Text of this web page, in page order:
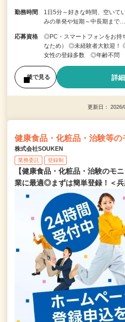
勤務時間
1日5分～好きな時間、空いて
みの単発や短期～中長期まで…
応募資格
◎PC・スマートフォンをお持
なため） ◎未経験者大歓迎！
女性の登録多数 ◎年齢不問
後で見る 詳
更新日：
健康食品・化粧品・治験等の
株式会社SOUKEN
業務委託 登録制
【健康食品・化粧品・治験のモ
業に最適◎まずは簡単登録！＜兵